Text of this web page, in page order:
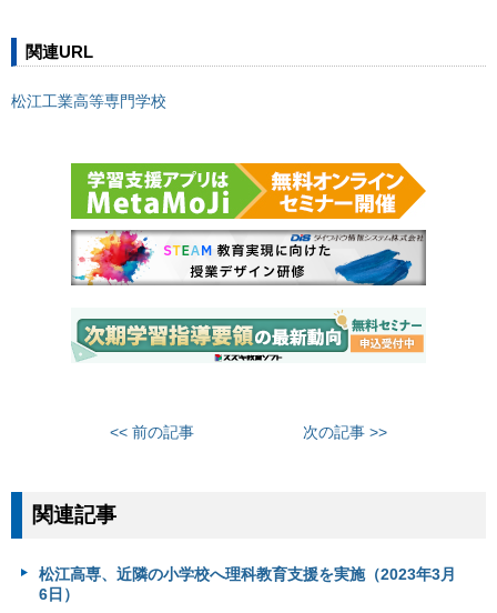
関連URL
松江工業高等専門学校
<< 前の記事 次の記事 >>
関連記事
松江高専、近隣の小学校へ理科教育支援を実施（2023年3月
6日）